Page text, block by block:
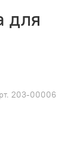
203-00006
для